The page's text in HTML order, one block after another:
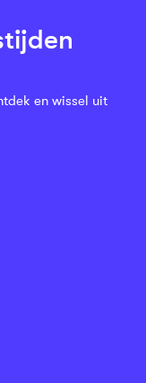
en wissel uit